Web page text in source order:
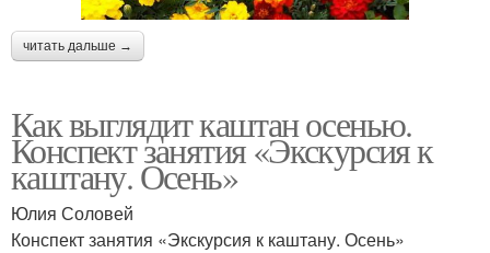
читать дальше →
Как выглядит каштан осенью.
Конспект занятия «Экскурсия к
каштану. Осень»
Юлия Соловей
Конспект занятия «Экскурсия к каштану. Осень»